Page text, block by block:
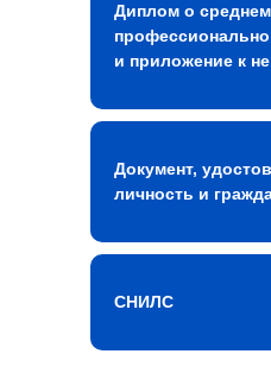
Диплом о
и приложение к
Документ,
личность и
СНИЛС